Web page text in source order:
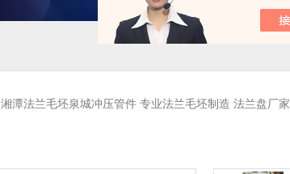
湘潭法兰毛坯泉城冲压管件 专业法兰毛坯制造 法兰盘厂家